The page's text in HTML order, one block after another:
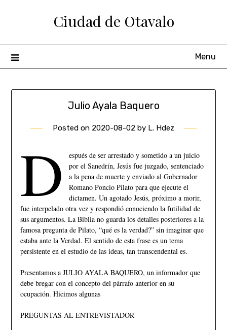
Ciudad de Otavalo
Menu
Julio Ayala Baquero
Posted on 2020-08-02 by L. Hdez
D
espués de ser arrestado y sometido a un juicio
por el Sanedrín, Jesús fue juzgado, sentenciado
a la pena de muerte y enviado al Gobernador
Romano Poncio Pilato para que ejecute el
dictamen. Un agotado Jesús, próximo a morir,
fue interpelado otra vez y respondió conociendo la futilidad de
sus argumentos. La Biblia no guarda los detalles posteriores a la
famosa pregunta de Pilato, “qué es la verdad?” sin imaginar que
estaba ante la Verdad. El sentido de esta frase es un tema
persistente en el estudio de las ideas, tan transcendental es.
Presentamos a JULIO AYALA BAQUERO, un informador que
debe bregar con el concepto del párrafo anterior en su
ocupación. Hicimos algunas
PREGUNTAS AL ENTREVISTADOR